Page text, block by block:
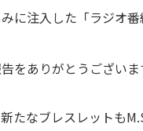
に注入した「ラジオ
をありがとうございま
たなブレスレットも